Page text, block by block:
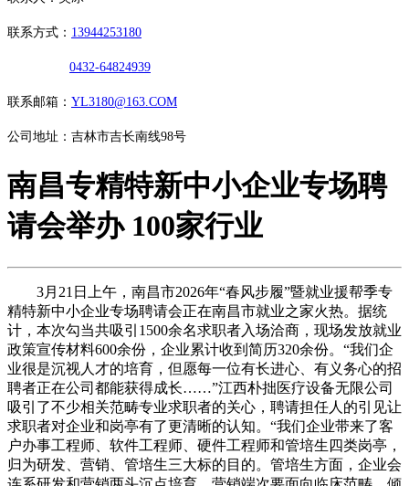
联系方式： 13944253180
0432-64824939
联系邮箱： YL3180@163.COM
公司地址：吉林市吉长南线98号
南昌专精特新中小企业专场聘
请会举办 100家行业
3月21日上午，南昌市2026年“春风步履”暨就业援帮季专
精特新中小企业专场聘请会正在南昌市就业之家火热。据统
计，本次勾当共吸引1500余名求职者入场洽商，现场发放就业
政策宣传材料600余份，企业累计收到简历320余份。“我们企
业很是沉视人才的培育，但愿每一位有长进心、有义务心的招
聘者正在公司都能获得成长……”江西朴拙医疗设备无限公司
吸引了不少相关范畴专业求职者的关心，聘请担任人的引见让
求职者对企业和岗亭有了更清晰的认知。“我们企业带来了客
户办事工程师、软件工程师、硬件工程师和管培生四类岗亭，
归为研发、营销、管培生三大标的目的。管培生方面，企业会